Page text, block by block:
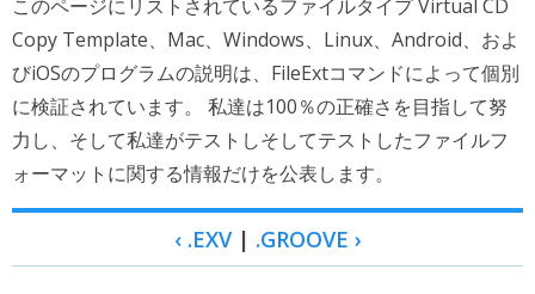
このページにリストされているファイルタイプ Virtual CD
Copy Template、Mac、Windows、Linux、Android、およ
びiOSのプログラムの説明は、FileExtコマンドによって個別
に検証されています。 私達は100％の正確さを目指して努
力し、そして私達がテストしそしてテストしたファイルフ
ォーマットに関する情報だけを公表します。
‹ .EXV| .GROOVE ›